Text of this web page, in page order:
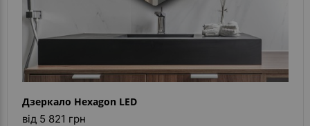
Дзеркало Hexagon LED
від 5 821 грн